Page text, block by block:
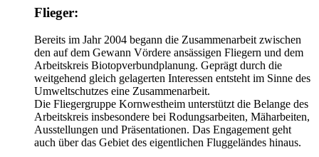
Flieger:
Bereits im Jahr 2004 begann die Zusammenarbeit zwischen
den auf dem Gewann Vördere ansässigen Fliegern und dem
Arbeitskreis Biotopverbundplanung. Geprägt durch die
weitgehend gleich gelagerten Interessen entsteht im Sinne des
Umweltschutzes eine Zusammenarbeit.
Die Fliegergruppe Kornwestheim unterstützt die Belange des
Arbeitskreis insbesondere bei Rodungsarbeiten, Mäharbeiten,
Ausstellungen und Präsentationen. Das Engagement geht
auch über das Gebiet des eigentlichen Fluggeländes hinaus.